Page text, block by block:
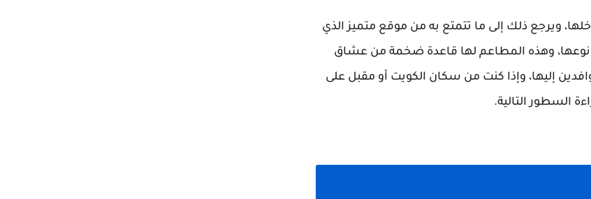
ويرجع ذلك إلى ما تتمتع به من موقع متميز الذي
نوعها، وهذه المطاعم لها قاعدة ضخمة من عشاق
إليها، وإذا كنت من سكان الكويت أو مقبل على
السطور التالية.